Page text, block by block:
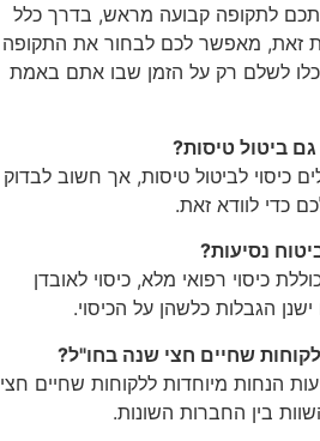
לתקופה קבועה מראש, בדרך כלל
זאת, מאפשר לכם לבחור את התקופה
לשלם רק על הזמן שבו אתם באמת
ביטול טיסות?
כיסוי לביטול טיסות, אך חשוב לבדוק
כדי לוודא זאת.
נסיעות?
כיסוי רפואי מלא, כיסוי לאובדן
הגבלות כלשהן על הכיסוי.
שחיים חצי שנה בחו"ל?
הנחות מיוחדות ללקוחות שחיים חצי
בין החברות השונות.